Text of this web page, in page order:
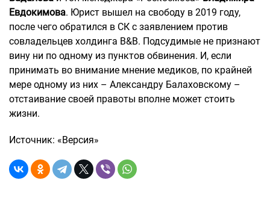
Евдокимова. Юрист вышел на свободу в 2019 году,
после чего обратился в СК с заявлением против
совладельцев холдинга В&В. Подсудимые не признают
вину ни по одному из пунктов обвинения. И, если
принимать во внимание мнение медиков, по крайней
мере одному из них – Александру Балаховскому –
отстаивание своей правоты вполне может стоить
жизни.
Источник: «Версия»